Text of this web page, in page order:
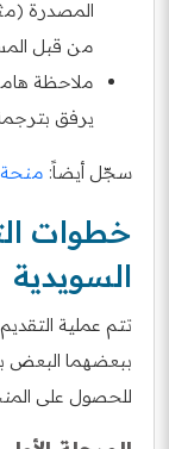
المصدرة
من قبل
ملاحظة
يرفق
سجّل أيضاً: منحة
خطوات
السويدية
تتم عملية
ببعضهما البعض
للحصول على